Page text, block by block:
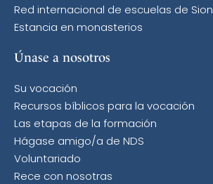
Red internacional de escuelas de Sion
Estancia en monasterios
Únase a nosotros
Su vocación
Recursos bíblicos para la vocación
Las etapas de la formación
Hágase amigo/a de NDS
Voluntariado
Rece con nosotras